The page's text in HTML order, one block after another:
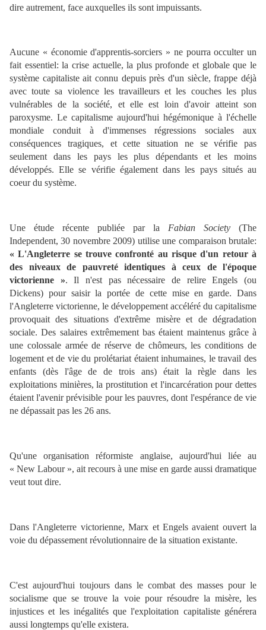
dire autrement, face auxquelles ils sont impuissants.
Aucune « économie d'apprentis-sorciers » ne pourra occulter un
fait essentiel: la crise actuelle, la plus profonde et globale que le
système capitaliste ait connu depuis près d'un siècle, frappe déjà
avec toute sa violence les travailleurs et les couches les plus
vulnérables de la société, et elle est loin d'avoir atteint son
paroxysme. Le capitalisme aujourd'hui hégémonique à l'échelle
mondiale conduit à d'immenses régressions sociales aux
conséquences tragiques, et cette situation ne se vérifie pas
seulement dans les pays les plus dépendants et les moins
développés. Elle se vérifie également dans les pays situés au
coeur du système.
Une étude récente publiée par la Fabian Society
(The
Independent, 30 novembre 2009) utilise une comparaison brutale:
« L'Angleterre se trouve confronté au risque d'un retour à
des niveaux de pauvreté identiques à ceux de l'époque
victorienne ». Il n'est pas nécessaire de relire Engels (ou
Dickens) pour saisir la portée de cette mise en garde. Dans
l'Angleterre victorienne, le développement accéléré du capitalisme
provoquait des situations d'extrême misère et de dégradation
sociale. Des salaires extrêmement bas étaient maintenus grâce à
une colossale armée de réserve de chômeurs, les conditions de
logement et de vie du prolétariat étaient inhumaines, le travail des
enfants (dès l'âge de de trois ans) était la règle dans les
exploitations minières, la prostitution et l'incarcération pour dettes
étaient l'avenir prévisible pour les pauvres, dont l'espérance de vie
ne dépassait pas les 26 ans.
Qu'une organisation réformiste anglaise, aujourd'hui liée au
« New Labour », ait recours à une mise en garde aussi dramatique
veut tout dire.
Dans l'Angleterre victorienne, Marx et Engels avaient ouvert la
voie du dépassement révolutionnaire de la situation existante.
C'est aujourd'hui toujours dans le combat des masses pour le
socialisme que se trouve la voie pour résoudre la misère, les
injustices et les inégalités que l'exploitation capitaliste générera
aussi longtemps qu'elle existera.